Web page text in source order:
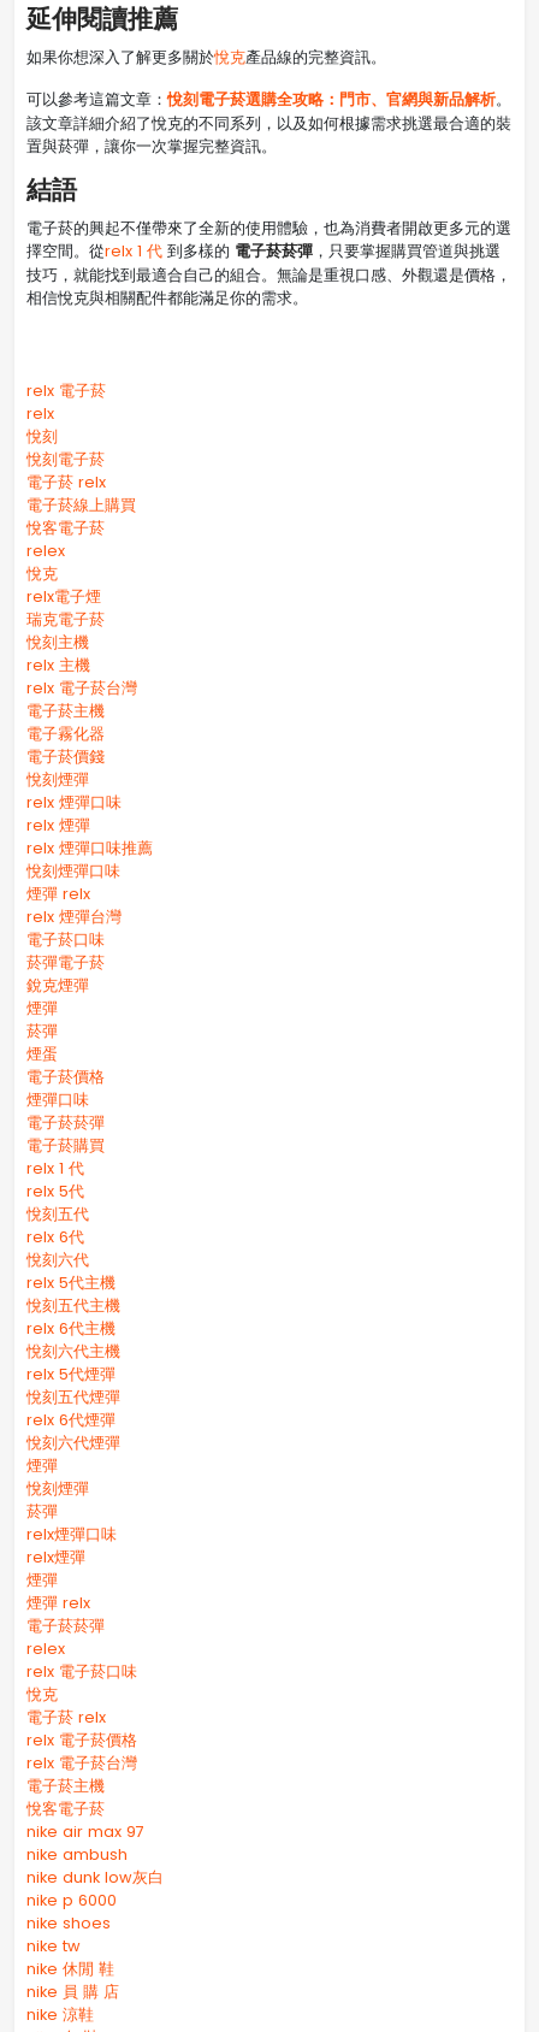
延伸閱讀推薦
如果你想深入了解更多關於悅克產品線的完整資訊。
可以參考這篇文章：悅刻電子菸選購全攻略：門市、官網與新品解析。
該文章詳細介紹了悅克的不同系列，以及如何根據需求挑選最合適的裝
置與菸彈，讓你一次掌握完整資訊。
結語
電子菸的興起不僅帶來了全新的使用體驗，也為消費者開啟更多元的選
擇空間。從relx 1 代 到多樣的 電子菸菸彈 ，只要掌握購買管道與挑選
技巧，就能找到最適合自己的組合。無論是重視口感、外觀還是價格，
相信悅克與相關配件都能滿足你的需求。
relx 電子菸
relx
悅刻
悅刻電子菸
電子菸 relx
電子菸線上購買
悅客電子菸
relex
悅克
relx電子煙
瑞克電子菸
悅刻主機
relx 主機
relx 電子菸台灣
電子菸主機
電子霧化器
電子菸價錢
悅刻煙彈
relx 煙彈口味
relx 煙彈
relx 煙彈口味推薦
悅刻煙彈口味
煙彈 relx
relx 煙彈台灣
電子菸口味
菸彈電子菸
銳克煙彈
煙彈
菸彈
煙蛋
電子菸價格
煙彈口味
電子菸菸彈
電子菸購買
relx 1 代
relx 5代
悅刻五代
relx 6代
悅刻六代
relx 5代主機
悅刻五代主機
relx 6代主機
悅刻六代主機
relx 5代煙彈
悅刻五代煙彈
relx 6代煙彈
悅刻六代煙彈
煙彈
悅刻煙彈
菸彈
relx煙彈口味
relx煙彈
煙彈
煙彈 relx
電子菸菸彈
relex
relx 電子菸口味
悅克
電子菸 relx
relx 電子菸價格
relx 電子菸台灣
電子菸主機
悅客電子菸
nike air max 97
nike ambush
nike dunk low灰白
nike p 6000
nike shoes
nike tw
nike 休閒 鞋
nike 員 購 店
nike 涼鞋